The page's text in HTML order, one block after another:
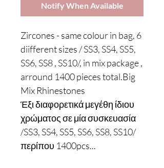
Notify When Available
Zircones - same colour in bag, 6
diifferent sizes / SS3, SS4, SS5,
SS6, SS8 , SS10/, in mix package ,
arround 1400 pieces total.Big
Mix Rhinestones
Έξι διαφορετικά μεγέθη ίδιου
χρώματος σε μία συσκευασία
/SS3, SS4, SS5, SS6, SS8, SS10/
περίπου 1400pcs...